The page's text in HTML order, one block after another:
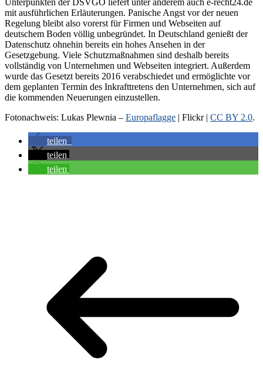
Unterpunkten der DSVGO liefert unter anderem auch e-recht24.de
mit ausführlichen Erläuterungen. Panische Angst vor der neuen
Regelung bleibt also vorerst für Firmen und Webseiten auf
deutschem Boden völlig unbegründet. In Deutschland genießt der
Datenschutz ohnehin bereits ein hohes Ansehen in der
Gesetzgebung. Viele Schutzmaßnahmen sind deshalb bereits
vollständig von Unternehmen und Webseiten integriert. Außerdem
wurde das Gesetzt bereits 2016 verabschiedet und ermöglichte vor
dem geplanten Termin des Inkrafttretens den Unternehmen, sich auf
die kommenden Neuerungen einzustellen.
Fotonachweis: Lukas Plewnia – Europaflagge | Flickr | CC BY 2.0.
teilen
teilen
teilen